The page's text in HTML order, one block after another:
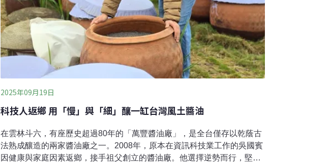
2025年09月19日
科技人返鄉 用「慢」與「細」釀一缸台灣風土醬油
在雲林斗六，有座歷史超過80年的「萬豐醬油廠」，是全台僅存以乾蔭古
法熟成釀造的兩家醬油廠之一。2008年，原本在資訊科技業工作的吳國賓
因健康與家庭因素返鄉，接手祖父創立的醬油廠。他選擇逆勢而行，堅持